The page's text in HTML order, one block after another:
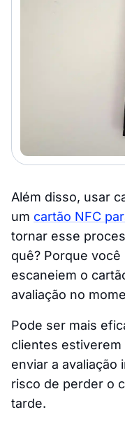
Além disso, usar
um cartão NFC
tornar esse
quê? Porque
escaneiem o
avaliação no
Pode ser mais
clientes
enviar a avaliação
risco de perder o
tarde.